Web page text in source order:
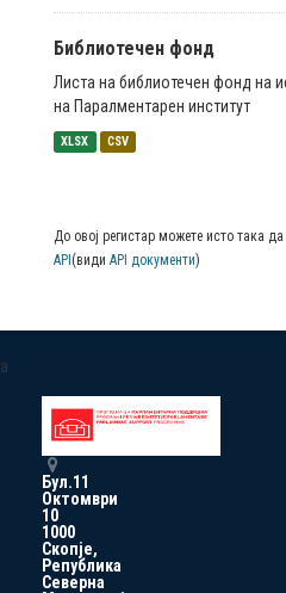
Библиотечен фонд
Листа на библиотечен фонд на
на Паралментарен институт
XLSX CSV
До овој регистар можете исто така
API (види API документи)
a
Бул.11
Октомври
10
1000
Скопје,
Република
Северна